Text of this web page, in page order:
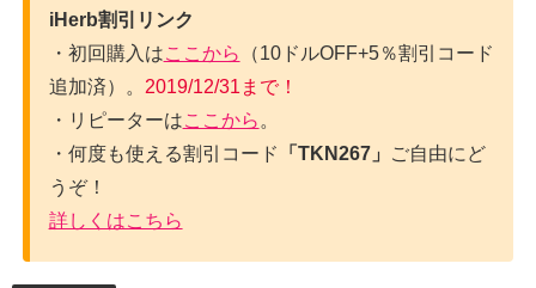
iHerb割引リンク
・初回購入はここから （10ドルOFF+5％割引コード
追加済）。 2019/12/31まで！
・リピーターはここから 。
・何度も使える割引コード 「TKN267」
ご自由にど
うぞ！
詳しくはこちら